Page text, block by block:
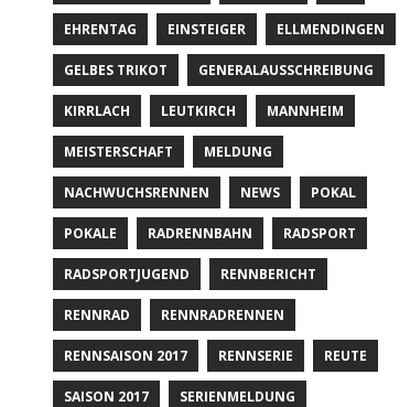
EHRENTAG EINSTEIGER ELLMENDINGEN
GELBES TRIKOT GENERALAUSSCHREIBUNG
KIRRLACH LEUTKIRCH MANNHEIM
MEISTERSCHAFT MELDUNG
NACHWUCHSRENNEN NEWS POKAL
POKALE RADRENNBAHN RADSPORT
RADSPORTJUGEND RENNBERICHT
RENNRAD RENNRADRENNEN
RENNSAISON 2017 RENNSERIE REUTE
SAISON 2017 SERIENMELDUNG